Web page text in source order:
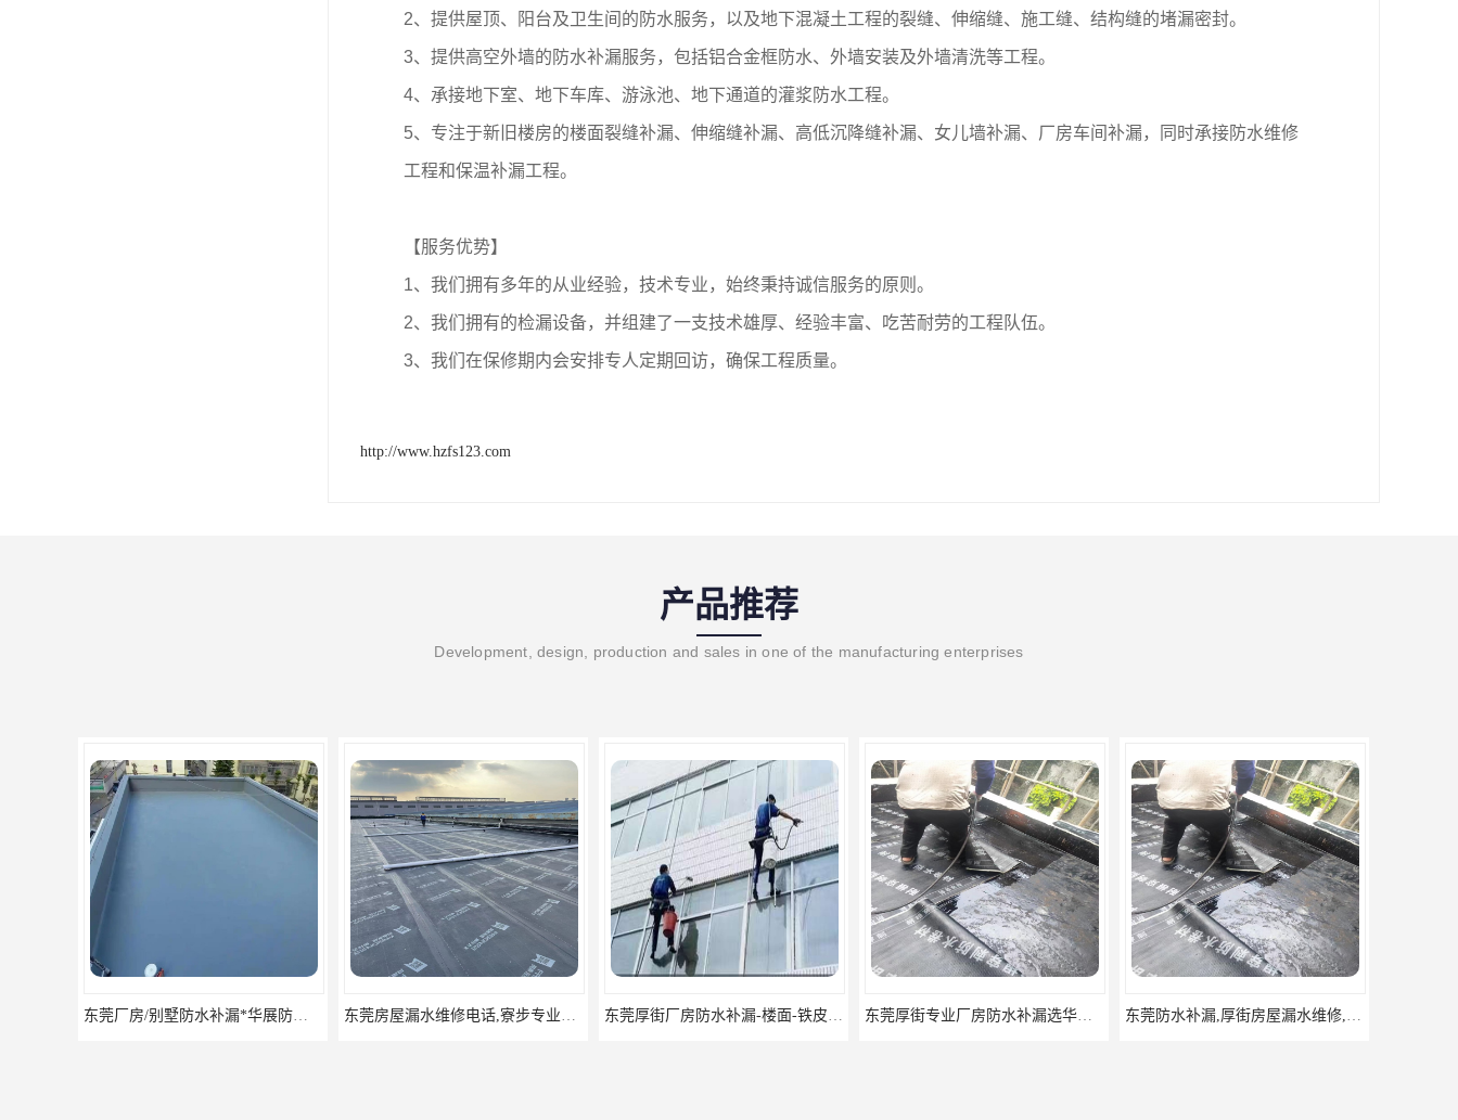
2、提供屋顶、阳台及卫生间的防水服务，以及地下混凝土工程的裂缝、伸缩缝、施工缝、结构缝的堵漏密封。
3、提供高空外墙的防水补漏服务，包括铝合金框防水、外墙安装及外墙清洗等工程。
4、承接地下室、地下车库、游泳池、地下通道的灌浆防水工程。
5、专注于新旧楼房的楼面裂缝补漏、伸缩缝补漏、高低沉降缝补漏、女儿墙补漏、厂房车间补漏，同时承接防水维修
工程和保温补漏工程。
【服务优势】
1、我们拥有多年的从业经验，技术专业，始终秉持诚信服务的原则。
2、我们拥有的检漏设备，并组建了一支技术雄厚、经验丰富、吃苦耐劳的工程队伍。
3、我们在保修期内会安排专人定期回访，确保工程质量。
http://www.hzfs123.com
产品推荐
Development, design, production and sales in one of the manufacturing enterprises
东莞房屋漏水维修电话,寮步专业房屋防水补漏，专业厂房渗漏水维修 东莞厚街厂房防水补漏-楼面-铁皮房-卫生间-外墙漏水维修 东莞厚街专业厂房防水补漏选华展防水，质量好不复漏，省钱省力更省心 东莞防水补漏,厚街房屋漏水维修,厚街防水补漏,厚街厂房防水补漏 东莞大岭山防水补漏,大岭山厂房防水补漏,大岭山房屋漏水补漏